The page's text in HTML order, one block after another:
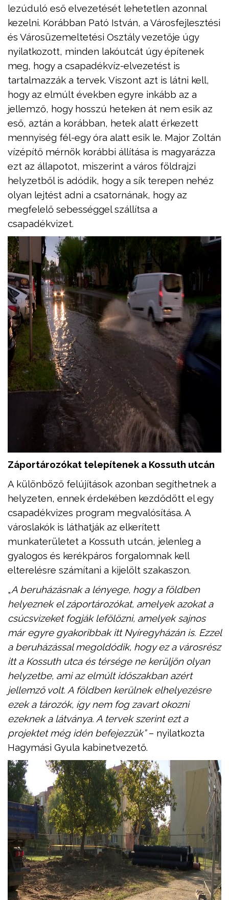
lezúduló eső elvezetését lehetetlen azonnal
kezelni. Korábban Pató István, a Városfejlesztési
és Városüzemeltetési Osztály vezetője úgy
nyilatkozott, minden lakóutcát úgy építenek
meg, hogy a csapadékvíz-elvezetést is
tartalmazzák a tervek. Viszont azt is látni kell,
hogy az elmúlt években egyre inkább az a
jellemző, hogy hosszú heteken át nem esik az
eső, aztán a korábban, hetek alatt érkezett
mennyiség fél-egy óra alatt esik le. Major Zoltán
vízépítő mérnök korábbi állítása is magyarázza
ezt az állapotot, miszerint a város földrajzi
helyzetből is adódik, hogy a sík terepen nehéz
olyan lejtést adni a csatornának, hogy az
megfelelő sebességgel szállítsa a
csapadékvizet.
Záportározókat telepítenek a Kossuth utcán
A különböző felújítások azonban segíthetnek a
helyzeten, ennek érdekében kezdődött el egy
csapadékvizes program megvalósítása. A
városlakók is láthatják az elkerített
munkaterületet a Kossuth utcán, jelenleg a
gyalogos és kerékpáros forgalomnak kell
elterelésre számítani a kijelölt szakaszon.
„A beruházásnak a lényege, hogy a földben
helyeznek el záportározókat, amelyek azokat a
csúcsvizeket fogják lefölözni, amelyek sajnos
már egyre gyakoribbak itt Nyíregyházán is. Ezzel
a beruházással megoldódik, hogy ez a városrész
itt a Kossuth utca és térsége ne kerüljön olyan
helyzetbe, ami az elmúlt időszakban azért
jellemző volt. A földben kerülnek elhelyezésre
ezek a tározók, így nem fog zavart okozni
ezeknek a látványa. A tervek szerint ezt a
projektet még idén befejezzük” – nyilatkozta
Hagymási Gyula kabinetvezető.